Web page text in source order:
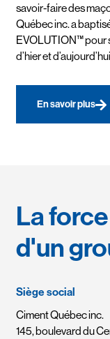
savoir-faire des
Québec inc. a
EVOLUTION™ pour
d’hier et
En savoir plus
La force
d'un
Siège social
Ciment Québec inc.
145, boulevard du